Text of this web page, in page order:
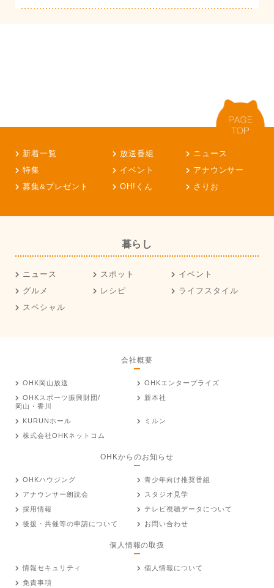
新着一覧 放送番組
ニュース
特集
イベント
アナウンサー
募集&プレゼント
OH!くん さりお
暮らし
ニュース スポット
イベント
グルメ
レシピ
ライフスタイル
スペシャル
会社概要
OHK岡山放送
OHKエンタープライズ
OHKスポーツ振興財団/
岡山・香川
新本社
KURUNホール
ミルン
株式会社OHKネットコム
OHKからのお知らせ
OHKハウジング
青少年向け推奨番組
アナウンサー朗読会
スタジオ見学
採用情報
テレビ視聴データについて
後援・共催等の申請について
お問い合わせ
個人情報の取扱
情報セキュリティ
個人情報について
免責事項